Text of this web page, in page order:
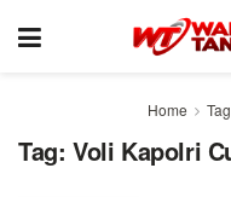
Home Tag
Tag: Voli Kapolri